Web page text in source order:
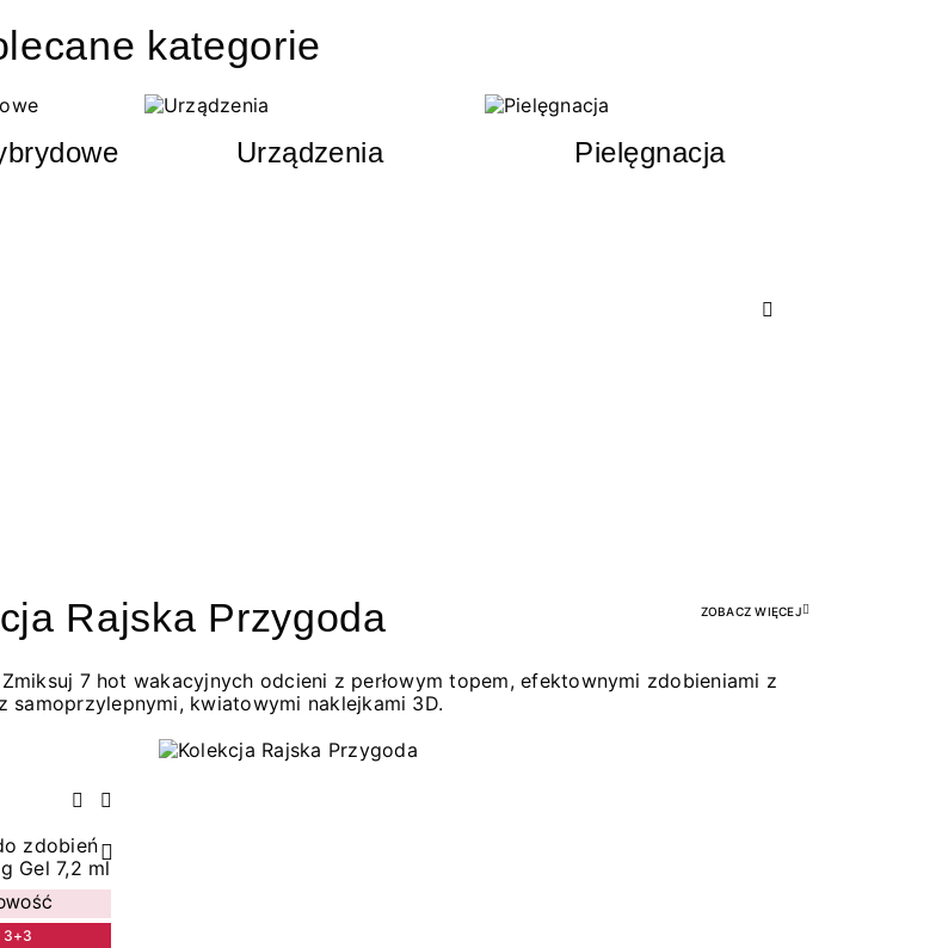
kategorie
Urządzenia Pielęgnacja
Rajska Przygoda ZOBACZ WIĘCEJ
7 hot wakacyjnych odcieni z perłowym topem, efektownymi zdobieniami z
samoprzylepnymi, kwiatowymi naklejkami 3D.
Poprzedni
Następny
3+3